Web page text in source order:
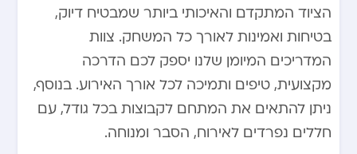
הציוד המתקדם והאיכותי ביותר שמבטיח דיוק,
בטיחות ואמינות לאורך כל המשחק. צוות
המדריכים המיומן שלנו יספק לכם הדרכה
מקצועית, טיפים ותמיכה לכל אורך האירוע. בנוסף,
ניתן להתאים את המתחם לקבוצות בכל גודל, עם
חללים נפרדים לאירוח, הסבר ומנוחה.